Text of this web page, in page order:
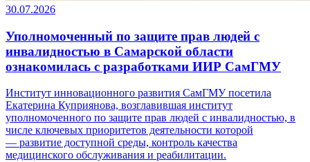
30.07.2026
Уполномоченный по защите прав людей с
инвалидностью в Самарской области
ознакомилась с разработками ИИР СамГМУ
Институт инновационного развития СамГМУ посетила
Екатерина Куприянова, возглавившая институт
уполномоченного по защите прав людей с инвалидностью, в
числе ключевых приоритетов деятельности которой
— развитие доступной среды, контроль качества
медицинского обслуживания и реабилитации.